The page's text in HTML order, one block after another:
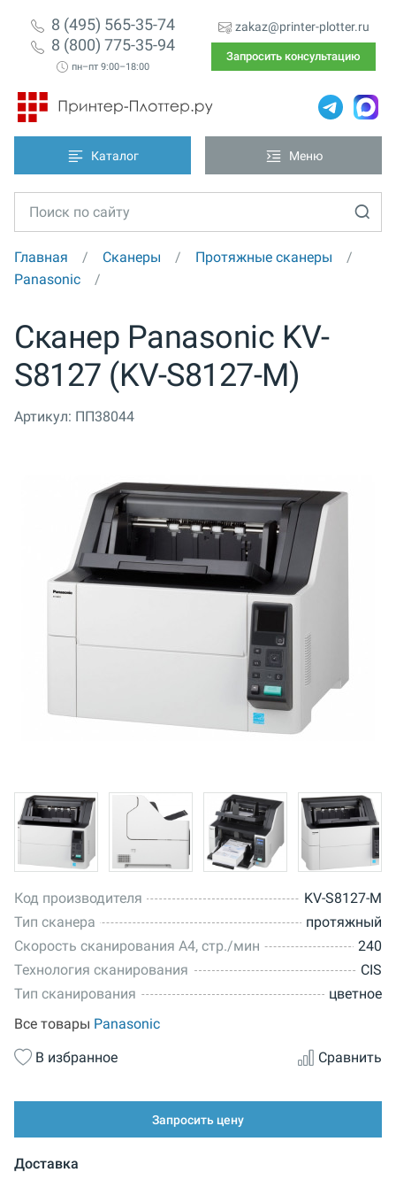
8 (495) 565-35-74
8 (800) 775-35-94
пн–пт 9:00–18:00
zakaz@printer-plotter.ru
Запросить консультацию
Каталог Меню
Главная Сканеры
Протяжные сканеры
Panasonic
Сканер Panasonic KV-
S8127 (KV-S8127-M)
Артикул: ПП38044
Код производителя
KV-S8127-M
Тип сканера
протяжный
Скорость сканирования А4, стр./мин
240
Технология сканирования
CIS
Тип сканирования
цветное
Все товары Panasonic
В избранное
Сравнить
Запросить цену
Доставка